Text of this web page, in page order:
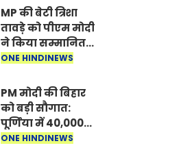
में मध्यप्रदेश को
सम्मानित किया
MP की बेटी त्रिशा
तावड़े को पीएम मोदी
ने किया सम्मानित,
राष्ट्रीय स्तर पर
विकास का परचम
ONE HINDINEWS
PM मोदी की बिहार
को बड़ी सौगात:
पूर्णिया में 40,000
करोड़ की विकास
ONE HINDINEWS